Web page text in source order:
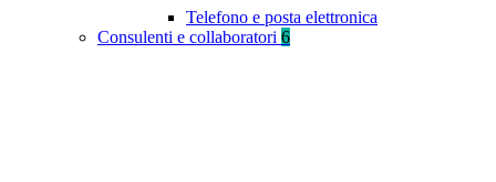
Telefono e posta elettronica
Consulenti e collaboratori 6